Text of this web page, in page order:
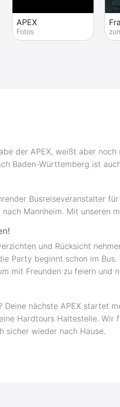
APEX
Fotos
der APEX, weißt aber
Baden-Württemberg ist
Busreiseveranstalter
Mannheim. Mit unseren
und Rücksicht
Party beginnt schon im
mit Freunden zu feiern und
Deine nächste APEX startet
Hardtours Haltestelle.
sicher wieder nach Hause.